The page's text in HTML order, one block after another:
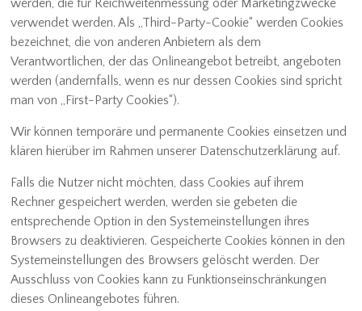
werden, die für Reichweitenmessung oder Marketingzwecke
verwendet werden. Als „Third-Party-Cookie“ werden Cookies
bezeichnet, die von anderen Anbietern als dem
Verantwortlichen, der das Onlineangebot betreibt, angeboten
werden (andernfalls, wenn es nur dessen Cookies sind spricht
man von „First-Party Cookies“).
Wir können temporäre und permanente Cookies einsetzen und
klären hierüber im Rahmen unserer Datenschutzerklärung auf.
Falls die Nutzer nicht möchten, dass Cookies auf ihrem
Rechner gespeichert werden, werden sie gebeten die
entsprechende Option in den Systemeinstellungen ihres
Browsers zu deaktivieren. Gespeicherte Cookies können in den
Systemeinstellungen des Browsers gelöscht werden. Der
Ausschluss von Cookies kann zu Funktionseinschränkungen
dieses Onlineangebotes führen.